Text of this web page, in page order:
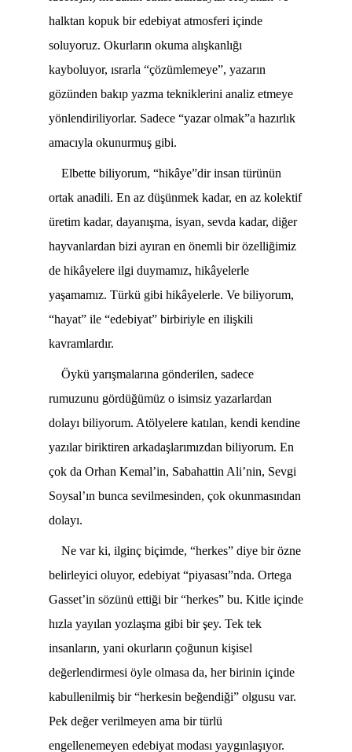
halktan kopuk bir edebiyat atmosferi içinde
soluyoruz. Okurların okuma alışkanlığı
kayboluyor, ısrarla “çözümlemeye”, yazarın
gözünden bakıp yazma tekniklerini analiz etmeye
yönlendiriliyorlar. Sadece “yazar olmak”a hazırlık
amacıyla okunurmuş gibi.
Elbette biliyorum, “hikâye”dir insan türünün
ortak anadili. En az düşünmek kadar, en az kolektif
üretim kadar, dayanışma, isyan, sevda kadar, diğer
hayvanlardan bizi ayıran en önemli bir özelliğimiz
de hikâyelere ilgi duymamız, hikâyelerle
yaşamamız. Türkü gibi hikâyelerle. Ve biliyorum,
“hayat” ile “edebiyat” birbiriyle en ilişkili
kavramlardır.
Öykü yarışmalarına gönderilen, sadece
rumuzunu gördüğümüz o isimsiz yazarlardan
dolayı biliyorum. Atölyelere katılan, kendi kendine
yazılar biriktiren arkadaşlarımızdan biliyorum. En
çok da Orhan Kemal’in, Sabahattin Ali’nin, Sevgi
Soysal’ın bunca sevilmesinden, çok okunmasından
dolayı.
Ne var ki, ilginç biçimde, “herkes” diye bir özne
belirleyici oluyor, edebiyat “piyasası”nda. Ortega
Gasset’in sözünü ettiği bir “herkes” bu. Kitle içinde
hızla yayılan yozlaşma gibi bir şey. Tek tek
insanların, yani okurların çoğunun kişisel
değerlendirmesi öyle olmasa da, her birinin içinde
kabullenilmiş bir “herkesin beğendiği” olgusu var.
Pek değer verilmeyen ama bir türlü
engellenemeyen edebiyat modası yaygınlaşıyor.